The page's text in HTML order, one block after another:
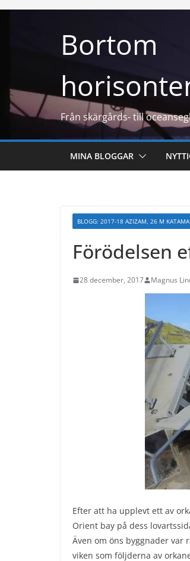
Hoppa
Bortom
Från skärgårds- till
MINA BLOGGAR
BLOGG: 2017-18 AZIZAM, 26 M
Förödelsen
28 december, 2017 Magnus
Efter att ha upplevt ett av
Orient bay på dess
Även om öns byggnader var
viken som följderna av